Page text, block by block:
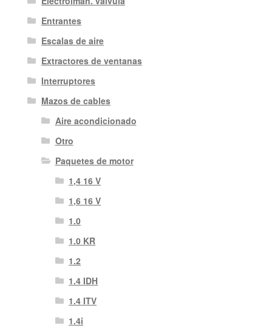
Entrantes
Escalas de aire
Extractores de ventanas
Interruptores
Mazos de cables
Aire acondicionado
Otro
Paquetes de motor
1,4 16 V
1,6 16 V
1.0
1.0 KR
1.2
1.4 IDH
1.4 ITV
1.4i